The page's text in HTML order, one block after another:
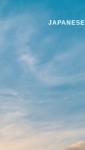
JAPANESE